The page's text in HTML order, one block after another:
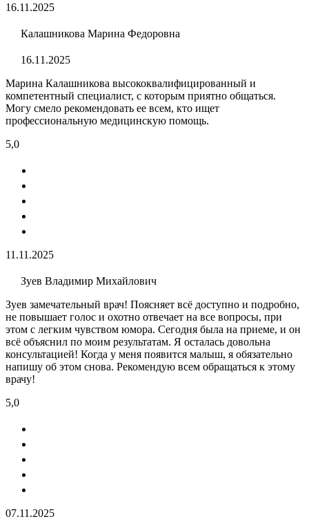
16.11.2025
Калашникова Марина Федоровна
16.11.2025
Марина Калашникова высококвалифицированный и
компетентный специалист, с которым приятно общаться.
Могу смело рекомендовать ее всем, кто ищет
профессиональную медицинскую помощь.
5,0
11.11.2025
Зуев Владимир Михайлович
Зуев замечательный врач! Поясняет всё доступно и подробно,
не повышает голос и охотно отвечает на все вопросы, при
этом с легким чувством юмора. Сегодня была на приеме, и он
всё объяснил по моим результатам. Я осталась довольна
консультацией! Когда у меня появится малыш, я обязательно
напишу об этом снова. Рекомендую всем обращаться к этому
врачу!
5,0
07.11.2025